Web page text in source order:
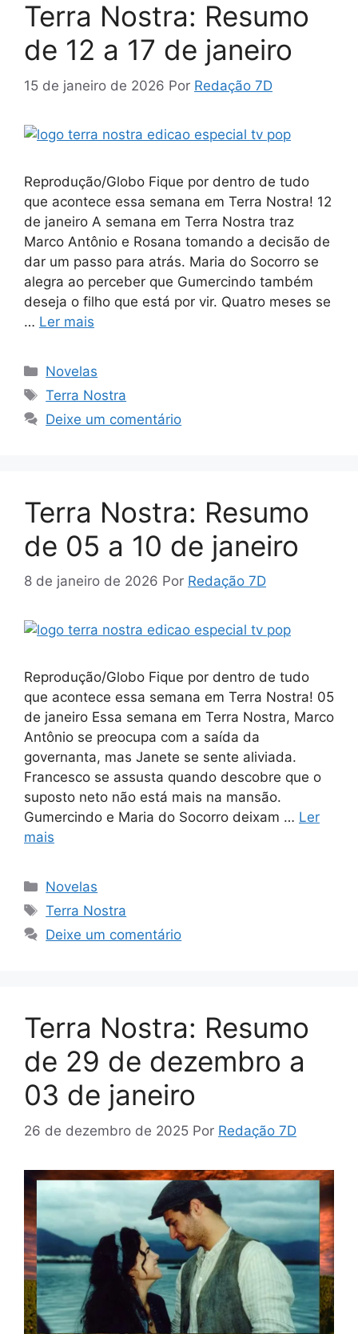
Terra Nostra: Resumo
de 12 a 17 de janeiro
15 de janeiro de 2026 Por Redação 7D
Reprodução/Globo Fique por dentro de tudo
que acontece essa semana em Terra Nostra! 12
de janeiro A semana em Terra Nostra traz
Marco Antônio e Rosana tomando a decisão de
dar um passo para atrás. Maria do Socorro se
alegra ao perceber que Gumercindo também
deseja o filho que está por vir. Quatro meses se
… Ler mais
Categorias
Novelas
Tags
Terra Nostra
Deixe um comentário
Terra Nostra: Resumo
de 05 a 10 de janeiro
8 de janeiro de 2026 Por Redação 7D
Reprodução/Globo Fique por dentro de tudo
que acontece essa semana em Terra Nostra! 05
de janeiro Essa semana em Terra Nostra, Marco
Antônio se preocupa com a saída da
governanta, mas Janete se sente aliviada.
Francesco se assusta quando descobre que o
suposto neto não está mais na mansão.
Gumercindo e Maria do Socorro deixam … Ler
mais
Categorias
Novelas
Tags
Terra Nostra
Deixe um comentário
Terra Nostra: Resumo
de 29 de dezembro a
03 de janeiro
26 de dezembro de 2025 Por Redação 7D